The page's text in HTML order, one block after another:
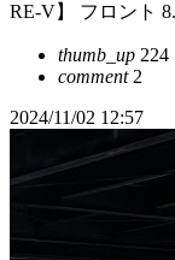
RE-V】 フロント
thumb_up 224
comment2
2024/11/02 12:57